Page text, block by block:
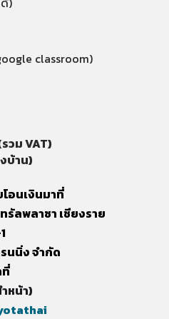
classroom)
วม VAT)
บ้าน)
โอนเงินมาที่
รัลพลาซา เชียงราย
นนิ่ง จำกัด
ที่
หน้า)